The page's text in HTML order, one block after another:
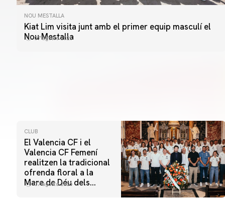
NOU MESTALLA
Kiat Lim visita junt amb el primer equip masculí el
Nou Mestalla
07 agosto 2026
CLUB
El Valencia CF i el
Valencia CF Femení
realitzen la tradicional
ofrenda floral a la
Mare de Déu dels
07 agosto 2026